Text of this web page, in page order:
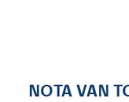
NOTA VAN